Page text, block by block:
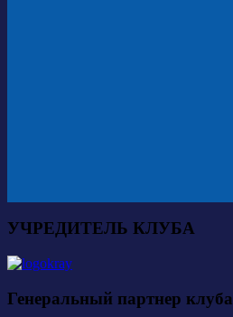
УЧРЕДИТЕЛЬ КЛУБА
Генеральный партнер клуба